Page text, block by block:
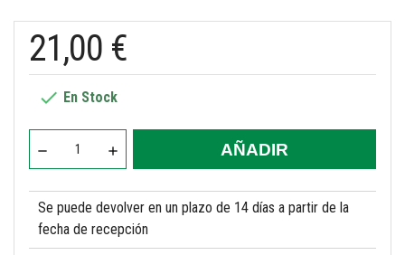
21,00 €
 En Stock
AÑADIR
Se puede devolver en un plazo de 14 días a partir de la
fecha de recepción